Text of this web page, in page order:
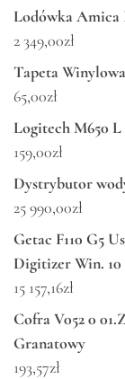
Lodówka Amica
2 349,00zł
Tapeta
65,00zł
Logitech M650 L
159,00zł
Dystrybutor
25 990,00zł
Getac F110 G5
Digitizer Win.
15 157,16zł
Cofra V052 0
Granatowy
193,57zł